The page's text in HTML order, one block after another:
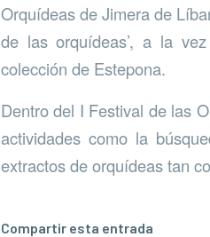
Orquídeas de Jimera de
de las orquídeas’, a la
colección de Estepona.
Dentro del I Festival de las
actividades como la
extractos de orquídeas tan
Compartir esta entrada